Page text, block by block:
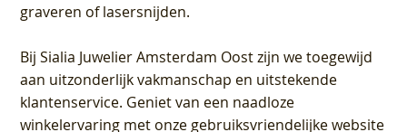
graveren of lasersnijden.
BijSialia Juwelier Amsterdam Oostzijn we toegewijd
aan uitzonderlijk vakmanschap en uitstekende
klantenservice. Geniet van een naadloze
winkelervaring met onze gebruiksvriendelijke website